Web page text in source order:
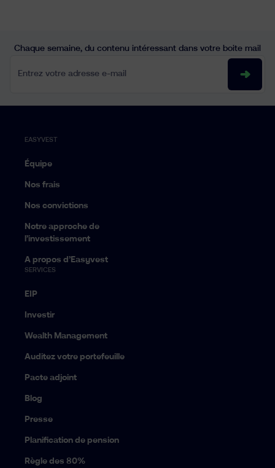
Chaque semaine, du contenu intéressant dans votre boite mail
EASYVEST
Équipe
Nos frais
Nos convictions
Notre approche de
l’investissement
A propos d’Easyvest
SERVICES
EIP
Investir
Wealth Management
Auditez votre portefeuille
Pacte adjoint
Blog
Presse
Planification de pension
Règle des 80%